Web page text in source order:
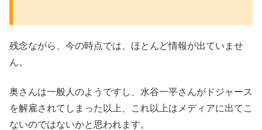
残念ながら、今の時点では、ほとんど情報が出ていませ
ん。
奥さんは一般人のようですし、水谷一平さんがドジャース
を解雇されてしまった以上、これ以上はメディアに出てこ
ないのではないかと思われます。